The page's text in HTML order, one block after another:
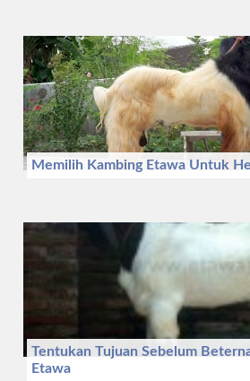
Memilih Kambing Etawa Untuk
Tentukan Tujuan Sebelum
Etawa